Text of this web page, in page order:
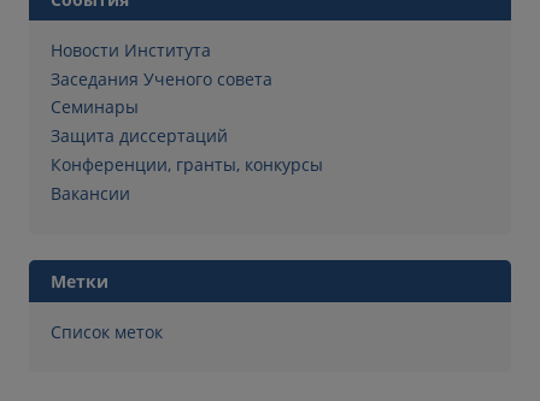
Новости Института
Заседания Ученого совета
Семинары
Защита диссертаций
Конференции, гранты, конкурсы
Вакансии
Метки
Список меток